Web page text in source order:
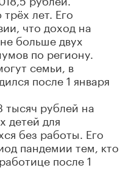
лет. Его
что доход на
больше двух
по региону.
семьи, в
после 1 января
рублей на
детей для
без работы. Его
пандемии тем, кто
после 1